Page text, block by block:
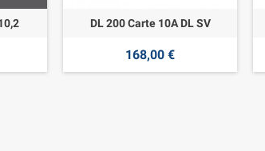
DL 200 Carte 10A DL SV
168,00 €